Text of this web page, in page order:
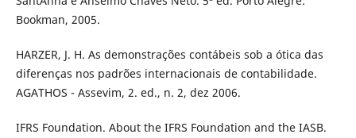
Bookman, 2005.
HARZER, J. H. As demonstrações contábeis sob a ótica das
diferenças nos padrões internacionais de contabilidade.
AGATHOS - Assevim, 2. ed., n. 2, dez 2006.
IFRS Foundation. About the IFRS Foundation and the IASB.